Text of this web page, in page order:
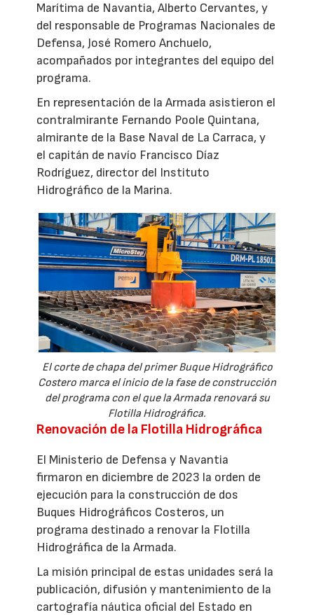
Marítima de Navantia, Alberto Cervantes, y
del responsable de Programas Nacionales de
Defensa, José Romero Anchuelo,
acompañados por integrantes del equipo del
programa.
En representación de la Armada asistieron el
contralmirante Fernando Poole Quintana,
almirante de la Base Naval de La Carraca, y
el capitán de navío Francisco Díaz
Rodríguez, director del Instituto
Hidrográfico de la Marina.
El corte de chapa del primer Buque Hidrográfico
Costero marca el inicio de la fase de construcción
del programa con el que la Armada renovará su
Flotilla Hidrográfica.
Renovación de la Flotilla Hidrográfica
El Ministerio de Defensa y Navantia
firmaron en diciembre de 2023 la orden de
ejecución para la construcción de dos
Buques Hidrográficos Costeros, un
programa destinado a renovar la Flotilla
Hidrográfica de la Armada.
La misión principal de estas unidades será la
publicación, difusión y mantenimiento de la
cartografía náutica oficial del Estado en